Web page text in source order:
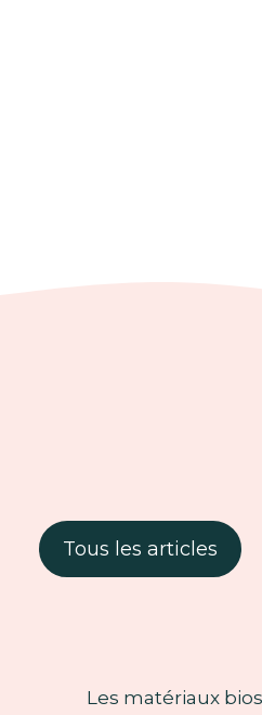
Tous les articles
Les matériaux